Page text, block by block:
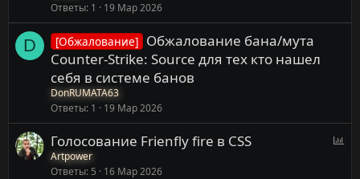
Ответы 1 19 Мар 2026
D [Обжалование] Обжалование бана/мута
Counter-Strike: Source для тех кто нашел
себя в системе банов
DonRUMATA63
Ответы 1 19 Мар 2026
Голосование Frienfly fire в CSS
Artpower
Ответы 5 16 Мар 2026